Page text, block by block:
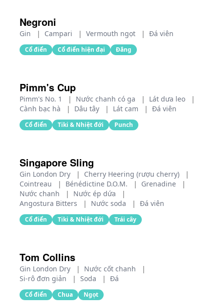
Negroni
Gin | Campari | Vermouth ngọt | Đá viên
Cổ điển Cổ điển hiện đại Đắng
Pimm's Cup
Pimm's No. 1 | Nước chanh có ga | Lát dưa leo
|
Cành bạc hà
| Dâu tây | Lát cam | Đá viên
Cổ điển Tiki & Nhiệt đới Punch
Singapore Sling
Gin London Dry | Cherry Heering (rượu cherry)
|
Cointreau
| Bénédictine D.O.M. | Grenadine
|
Nước chanh
| Nước ép dứa
|
Angostura Bitters
| Nước soda | Đá viên
Cổ điển Tiki & Nhiệt đới Trái cây
Tom Collins
Gin London Dry | Nước cốt chanh
|
Si-rô đơn giản
| Soda | Đá
Cổ điển Chua Ngọt